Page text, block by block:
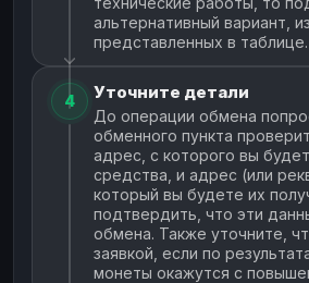
альтернативный вариант, из
представленных в таблице.
4 Уточните детали
До операции обмена
обменного пункта
адрес, с которого вы
средства, и адрес (или
который вы будете их
подтвердить, что эти
обмена. Также уточните,
заявкой, если по
монеты окажутся с